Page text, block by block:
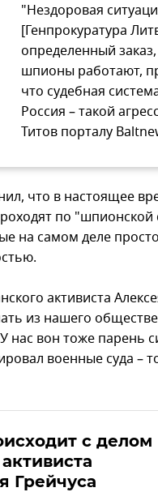
"Нездоровая
[Генпрокуратура
определенный
шпионы работают,
что судебная
Россия – такой
Титов порталу
что в настоящее
по "шпионской
на самом деле
активиста
из нашего
нас вон тоже парень
военные суда –
с делом
Грейчуса